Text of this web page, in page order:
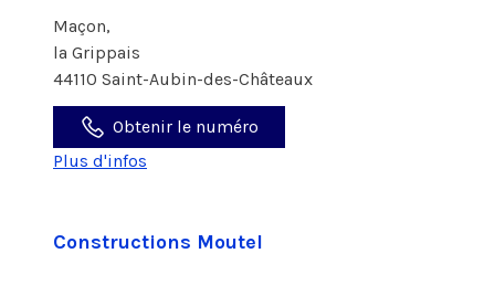
Maçon,
la Grippais
44110 Saint-Aubin-des-Châteaux
Obtenir le numéro
Plus d'infos
Constructions Moutel